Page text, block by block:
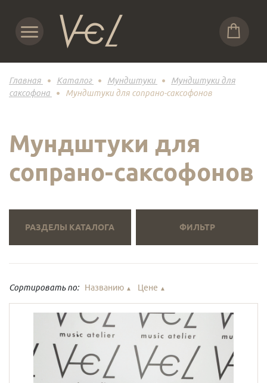
Главная Каталог Мундштуки
Мундштуки для
саксофона
Мундштуки для сопрано-саксофонов
РАЗДЕЛЫ КАТАЛОГА ФИЛЬТР
Мундштуки для
сопрано-саксофонов
Сортировать по: Названию ▲ Цене ▲